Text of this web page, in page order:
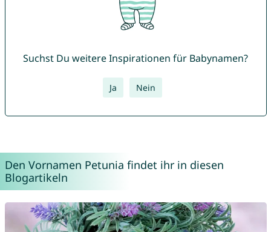
Suchst Du weitere Inspirationen für Babynamen?
Ja Nein
Den Vornamen Petunia findet ihr in diesen
Blogartikeln